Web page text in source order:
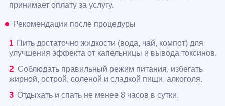
принимает оплату за услугу.
Рекомендации после процедуры
Пить достаточно жидкости (вода, чай, компот) для
улучшения эффекта от капельницы и вывода токсинов.
Соблюдать правильный режим питания, избегать
жирной, острой, соленой и сладкой пищи, алкоголя.
Отдыхать и спать не менее 8 часов в сутки.